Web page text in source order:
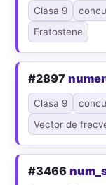
Clasa 9
Eratostene
#2897
Clasa 9
Vector de
#3466